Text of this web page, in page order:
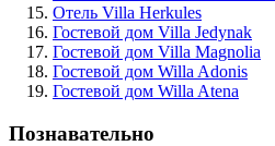
Отель Villa Herkules
Гостевой дом Villa Jedynak
Гостевой дом Villa Magnolia
Гостевой дом Willa Adonis
Гостевой дом Willa Atena
Познавательно